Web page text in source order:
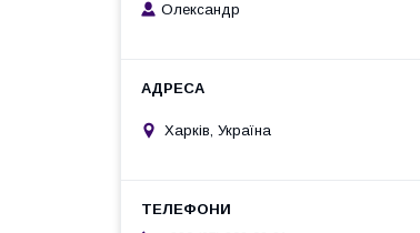
Олександр
Харків, Україна